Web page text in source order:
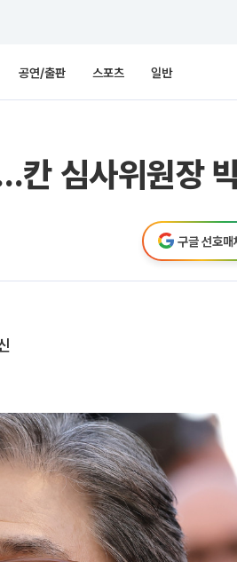
공연/출판 스포츠 일반
칸 심사위원장
구글 선호매